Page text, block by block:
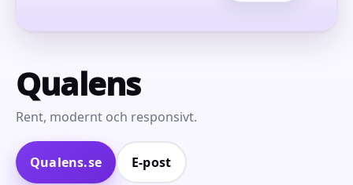
Qualens
Rent, modernt och responsivt.
Qualens.se E‑post